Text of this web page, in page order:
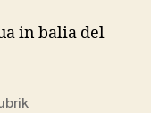
in balia del